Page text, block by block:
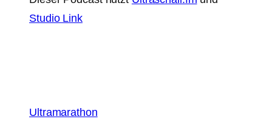
Studio Link
Ultramarathon